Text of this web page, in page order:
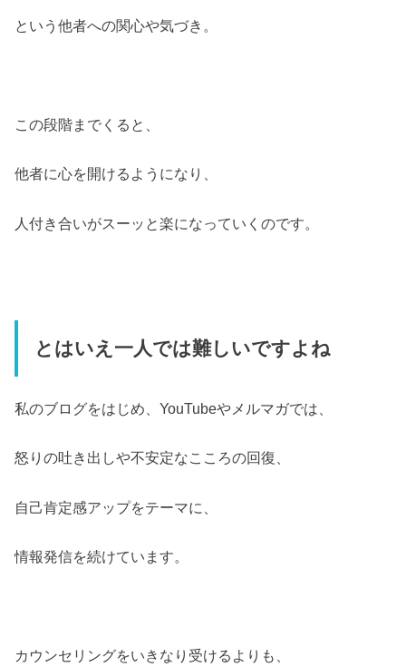
という他者への関心や気づき。
この段階までくると、
他者に心を開けるようになり、
人付き合いがスーッと楽になっていくのです。
とはいえ一人では難しいですよね
私のブログをはじめ、YouTubeやメルマガでは、
怒りの吐き出しや不安定なこころの回復、
自己肯定感アップをテーマに、
情報発信を続けています。
カウンセリングをいきなり受けるよりも、